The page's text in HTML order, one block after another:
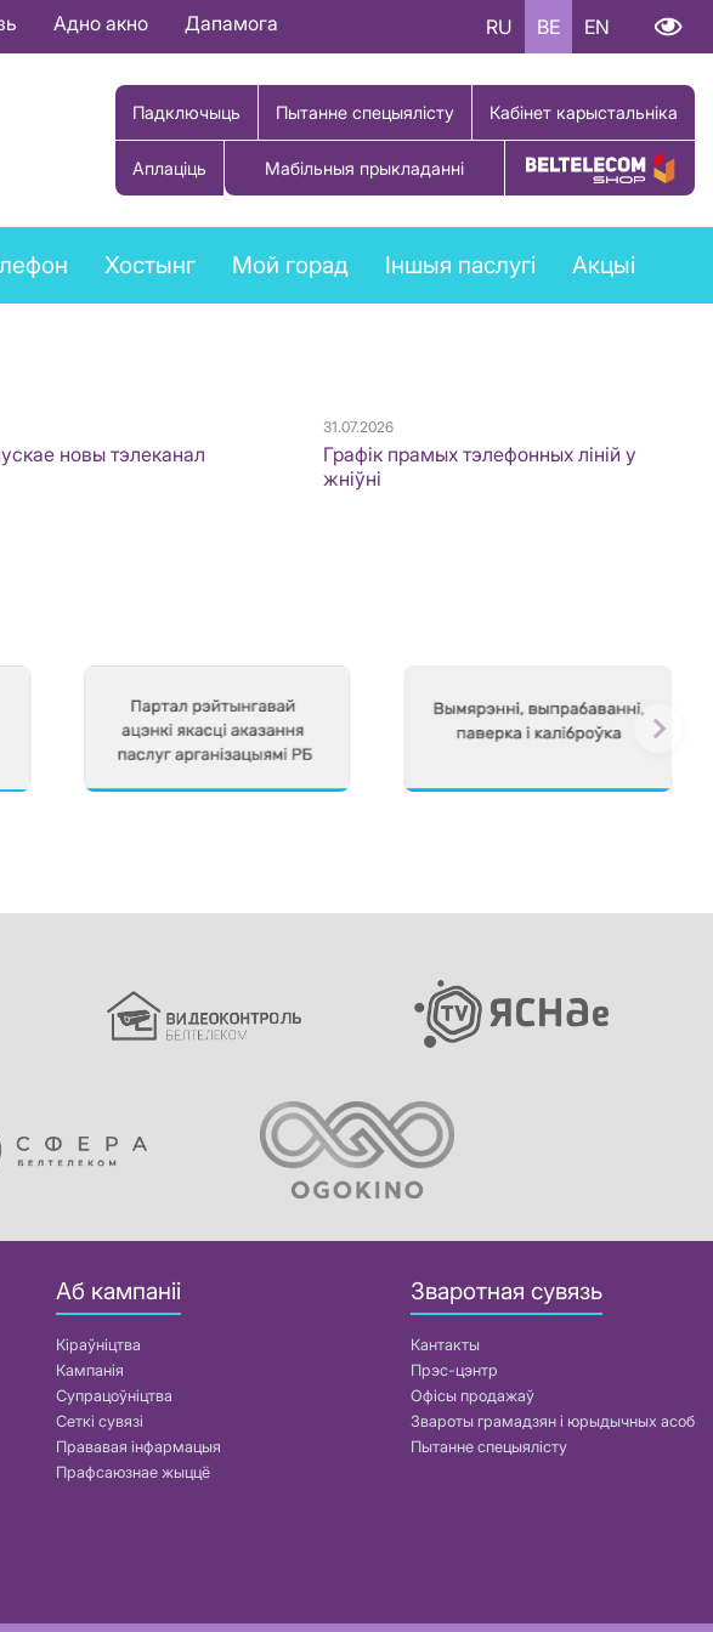
Адно акно Дапамога RU BE EN
Падключыць Пытанне спецыялісту Кабінет карыстальніка
Аплаціць Мабільныя прыкладанні Купіць тавар
Хостынг Мой горад Іншыя паслугі Акцыі
новы тэлеканал
31.07.2026
Графік прамых тэлефонных ліній у
жніўні
Аб кампаніі
Кіраўніцтва
Кампанія
Супрацоўніцтва
Сеткі сувязі
Прававая інфармацыя
Прафсаюзнае жыццё
Зваротная сувязь
Кантакты
Прэс-цэнтр
Офісы продажаў
Звароты грамадзян і юрыдычных асоб
Пытанне спецыялісту